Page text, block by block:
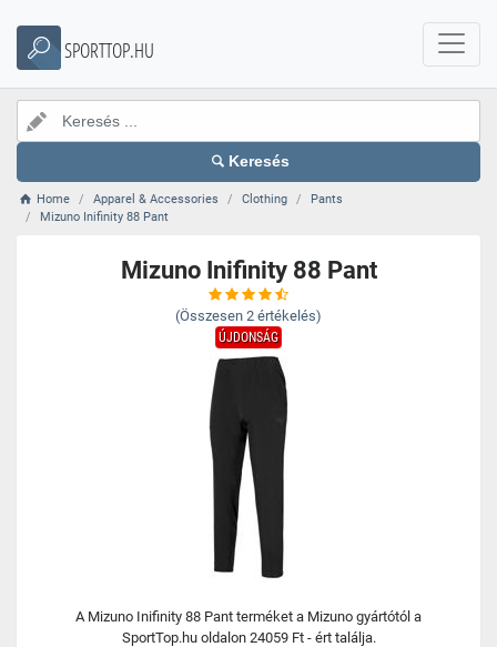
SPORTTOP.HU
Keresés
Home Apparel & Accessories Clothing
Pants
Mizuno Inifinity 88 Pant
Mizuno Inifinity 88 Pant
(Összesen 2 értékelés)
ÚJDONSÁG
A Mizuno Inifinity 88 Pant terméket a Mizuno gyártótól a
SportTop.hu oldalon 24059 Ft - ért találja.